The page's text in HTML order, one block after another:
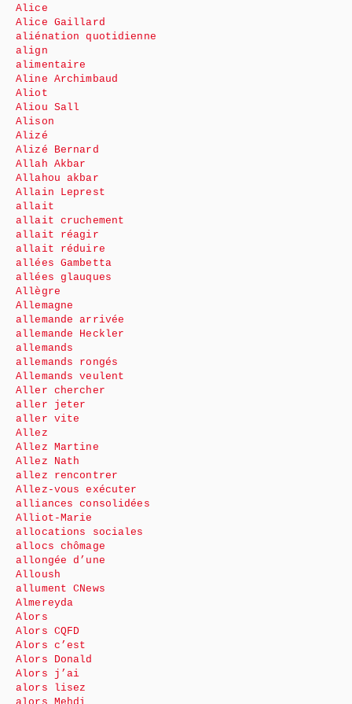
Alice
Alice Gaillard
aliénation quotidienne
align
alimentaire
Aline Archimbaud
Aliot
Aliou Sall
Alison
Alizé
Alizé Bernard
Allah Akbar
Allahou akbar
Allain Leprest
allait
allait cruchement
allait réagir
allait réduire
allées Gambetta
allées glauques
Allègre
Allemagne
allemande arrivée
allemande Heckler
allemands
allemands rongés
Allemands veulent
Aller chercher
aller jeter
aller vite
Allez
Allez Martine
Allez Nath
allez rencontrer
Allez-vous exécuter
alliances consolidées
Alliot-Marie
allocations sociales
allocs chômage
allongée d’une
Alloush
allument CNews
Almereyda
Alors
Alors CQFD
Alors c’est
Alors Donald
Alors j’ai
alors lisez